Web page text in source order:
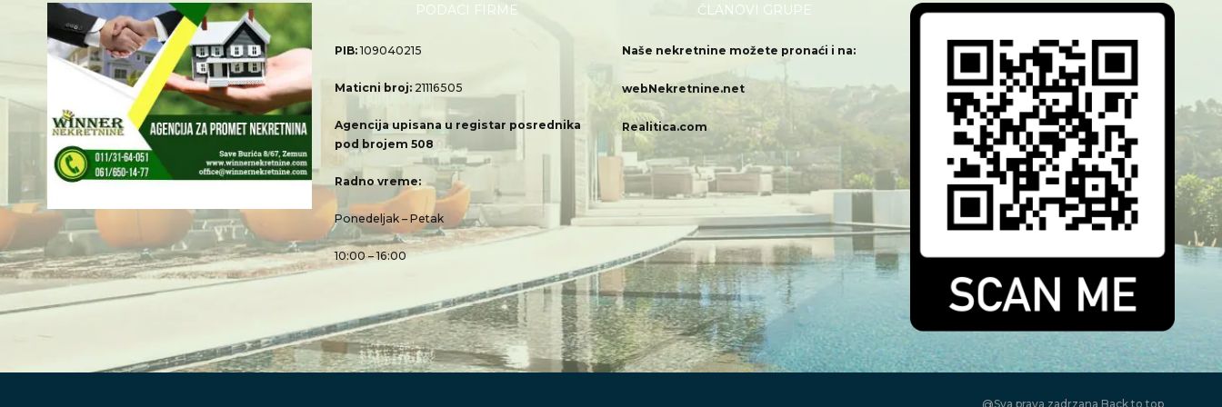
PODACI FIRME
PIB:109040215
Maticni broj: 21116505
Agencija upisana u registar posrednika
pod brojem 508
Radno vreme:
Ponedeljak – Petak
10:00 – 16:00
ČLANOVI GRUPE
Naše nekretnine možete pronaći i na:
webNekretnine.net
Realitica.com
@Sva prava zadrzana Back to top